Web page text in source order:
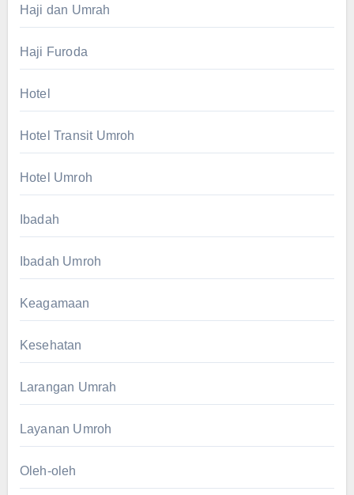
Haji dan Umrah
Haji Furoda
Hotel
Hotel Transit Umroh
Hotel Umroh
Ibadah
Ibadah Umroh
Keagamaan
Kesehatan
Larangan Umrah
Layanan Umroh
Oleh-oleh